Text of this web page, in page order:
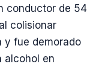
conductor de 54
colisionar
y fue demorado
alcohol en